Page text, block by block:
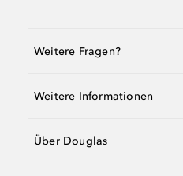
Weitere Fragen?
Weitere Informationen
Über Douglas